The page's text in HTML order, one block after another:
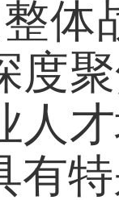
度
人